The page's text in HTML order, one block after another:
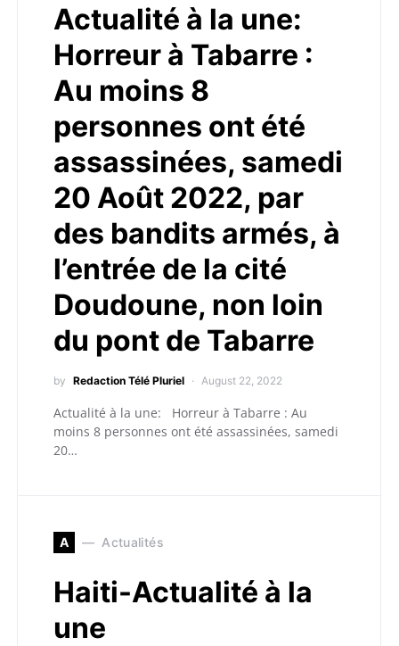
Actualité à la une:
Horreur à Tabarre :
Au moins 8
personnes ont été
assassinées, samedi
20 Août 2022, par
des bandits armés, à
l’entrée de la cité
Doudoune, non loin
du pont de Tabarre
by Redaction Télé Pluriel August 22, 2022
Actualité à la une: Horreur à Tabarre : Au
moins 8 personnes ont été assassinées, samedi
20…
A Actualités
Haiti-Actualité à la
une